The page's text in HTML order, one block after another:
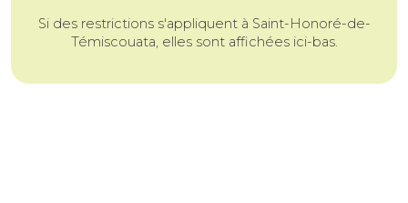
Si des restrictions s'appliquent à Saint-Honoré-de-
Témiscouata, elles sont affichées ici-bas.